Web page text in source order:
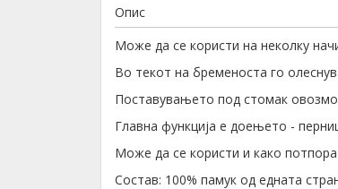
Опис
Може да се користи на неколку
Во текот на бременоста го
Поставувањето под стомак
Главна функција е доењето -
Може да се користи и како
Состав: 100% памук од едната